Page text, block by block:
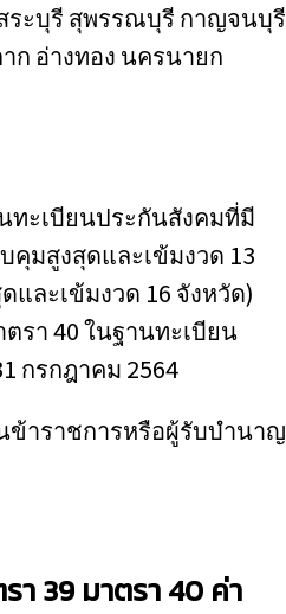
ระบุรี สุพรรณบุรี กาญจนบุรี
ก อ่างทอง นครนายก
ทะเบียนประกันสังคมที่มี
คุมสูงสุดและเข้มงวด 13
ละเข้มงวด 16 จังหวัด)
รา 40 ในฐานทะเบียน
กรกฎาคม 2564
ข้าราชการหรือผู้รับบำนาญ
า 39 มาตรา 40 ค่า